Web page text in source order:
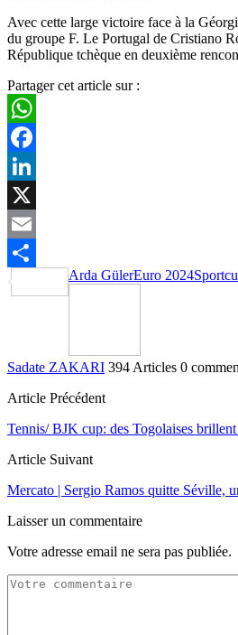
Avec cette large victoire face à la
du groupe F. Le Portugal de Cristiano
République tchèque en deuxième
Partager cet article sur :
WhatsApp
Facebook
LinkedIn
X
Email
Partager
Arda GülerEuro 2024
Sadate ZAKARI 394 Articles 0
Article Précédent
Tennis/ BJK cup: des Togolaises
Article Suivant
Mercato | Sergio Ramos quitte Séville,
Laisser un commentaire
Votre adresse email ne sera pas publiée.